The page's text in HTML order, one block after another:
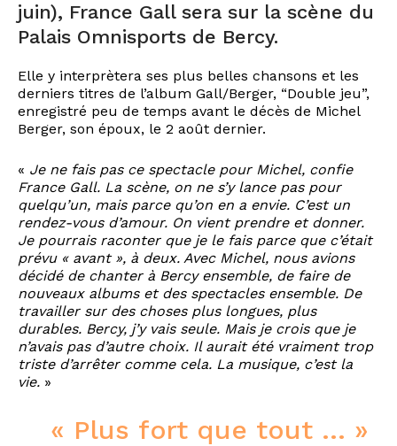
juin), France Gall sera sur la scène du
Palais Omnisports de Bercy.
Elle y interprètera ses plus belles chansons et les
derniers titres de l’album Gall/Berger, “Double jeu”,
enregistré peu de temps avant le décès de Michel
Berger, son époux, le 2 août dernier.
« Je ne fais pas ce spectacle pour Michel, confie
France Gall. La scène, on ne s’y lance pas pour
quelqu’un, mais parce qu’on en a envie. C’est un
rendez-vous d’amour. On vient prendre et donner.
Je pourrais raconter que je le fais parce que c’était
prévu « avant », à deux. Avec Michel, nous avions
décidé de chanter à Bercy ensemble, de faire de
nouveaux albums et des spectacles ensemble. De
travailler sur des choses plus longues, plus
durables. Bercy, j’y vais seule. Mais je crois que je
n’avais pas d’autre choix. Il aurait été vraiment trop
triste d’arrêter comme cela. La musique, c’est la
vie. »
« Plus fort que tout … »